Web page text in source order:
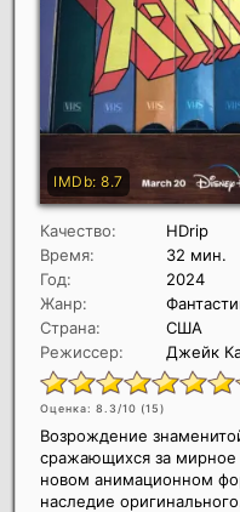
Качество:
HDrip
Время:
32 мин.
Год:
2024
Жанр:
Страна:
США
Режиссер:
Джейк
Оценка: 8.3/10 (15)
Возрождение
сражающихся за
новом анимационном
наследие